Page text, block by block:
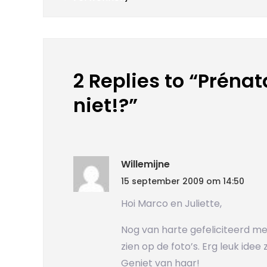
2 Replies to
niet!?”
Willemijne
15 september 2009 om 14:50
Hoi Marco en Juliette,
Nog van harte gefeliciteerd
zien op de foto’s. Erg leuk
Geniet van haar!